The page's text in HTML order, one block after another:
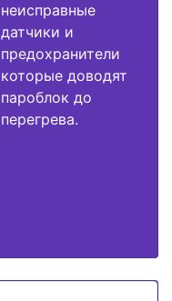
неисправные
датчики и
предохранители
которые доводят
пароблок до
перегрева.